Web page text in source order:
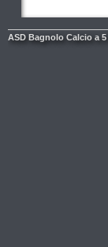
ASD Bagnolo Calcio a 5